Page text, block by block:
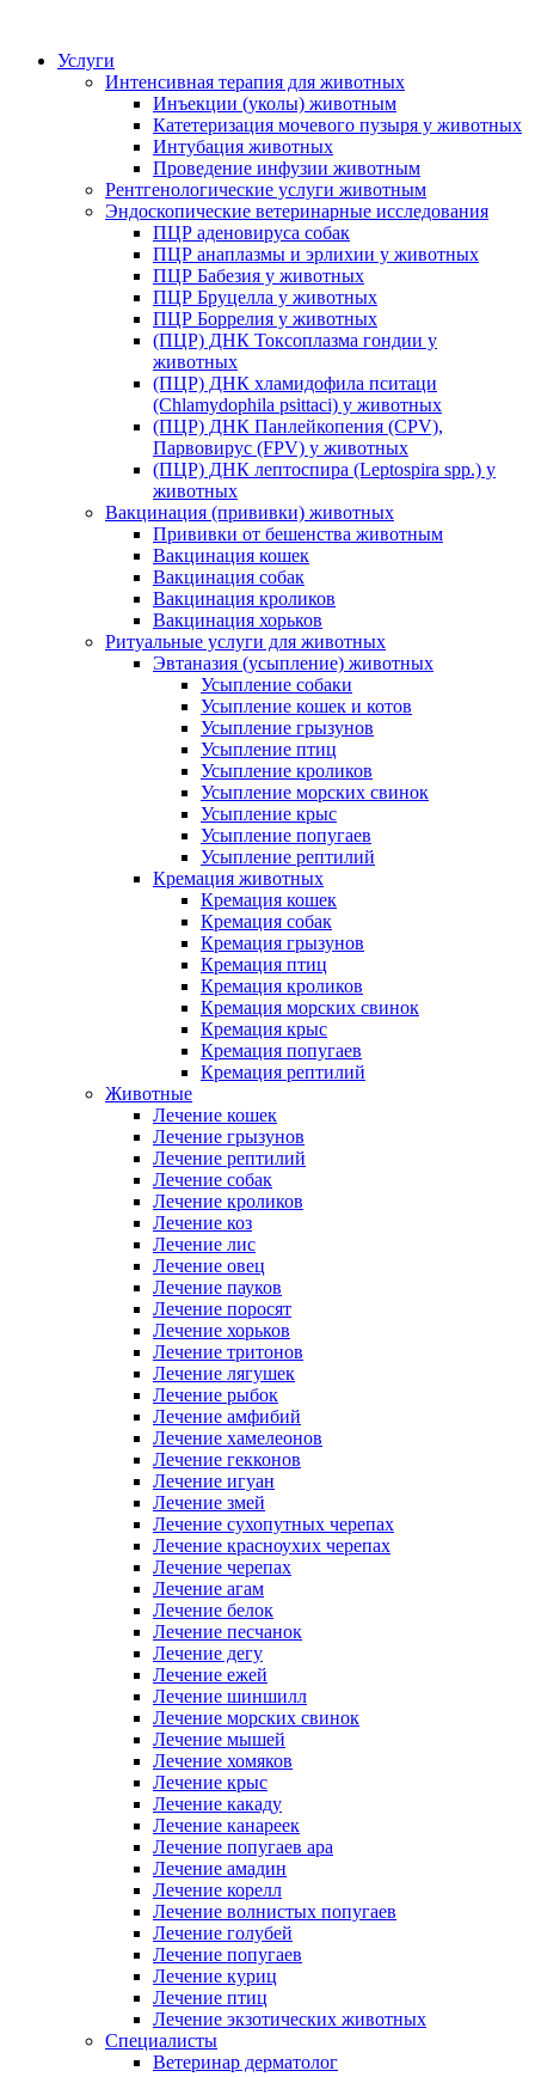
Услуги
Интенсивная терапия для животных
Инъекции (уколы) животным
Катетеризация мочевого пузыря у животных
Интубация животных
Проведение инфузии животным
Рентгенологические услуги животным
Эндоскопические ветеринарные исследования
ПЦР аденовируса собак
ПЦР анаплазмы и эрлихии у животных
ПЦР Бабезия у животных
ПЦР Бруцелла у животных
ПЦР Боррелия у животных
(ПЦР) ДНК Токсоплазма гондии у
животных
(ПЦР) ДНК хламидофила пситаци
(Chlamydophila psittaci) у животных
(ПЦР) ДНК Панлейкопения (CPV),
Парвовирус (FPV) у животных
(ПЦР) ДНК лептоспира (Leptospira spp.) у
животных
Вакцинация (прививки) животных
Прививки от бешенства животным
Вакцинация кошек
Вакцинация собак
Вакцинация кроликов
Вакцинация хорьков
Ритуальные услуги для животных
Эвтаназия (усыпление) животных
Усыпление собаки
Усыпление кошек и котов
Усыпление грызунов
Усыпление птиц
Усыпление кроликов
Усыпление морских свинок
Усыпление крыс
Усыпление попугаев
Усыпление рептилий
Кремация животных
Кремация кошек
Кремация собак
Кремация грызунов
Кремация птиц
Кремация кроликов
Кремация морских свинок
Кремация крыс
Кремация попугаев
Кремация рептилий
Животные
Лечение кошек
Лечение грызунов
Лечение рептилий
Лечение собак
Лечение кроликов
Лечение коз
Лечение лис
Лечение овец
Лечение пауков
Лечение поросят
Лечение хорьков
Лечение тритонов
Лечение лягушек
Лечение рыбок
Лечение амфибий
Лечение хамелеонов
Лечение гекконов
Лечение игуан
Лечение змей
Лечение сухопутных черепах
Лечение красноухих черепах
Лечение черепах
Лечение агам
Лечение белок
Лечение песчанок
Лечение дегу
Лечение ежей
Лечение шиншилл
Лечение морских свинок
Лечение мышей
Лечение хомяков
Лечение крыс
Лечение какаду
Лечение канареек
Лечение попугаев ара
Лечение амадин
Лечение корелл
Лечение волнистых попугаев
Лечение голубей
Лечение попугаев
Лечение куриц
Лечение птиц
Лечение экзотических животных
Специалисты
Ветеринар дерматолог